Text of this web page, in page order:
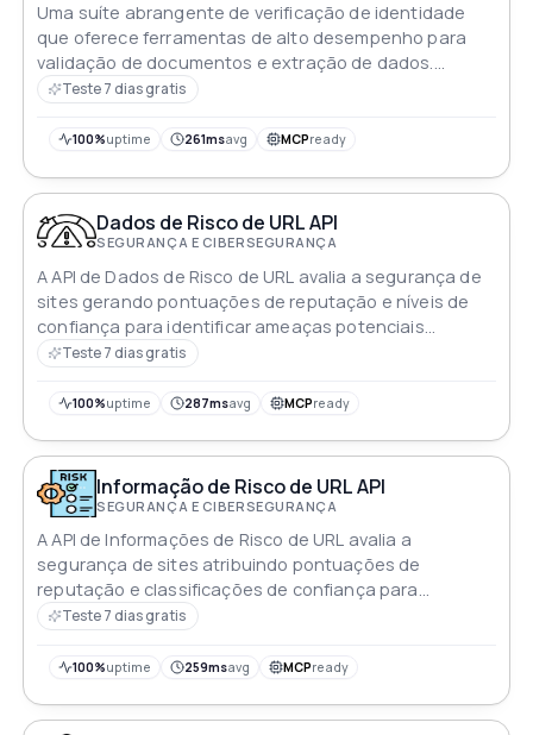
Uma suíte abrangente de verificação de identidade
que oferece ferramentas de alto desempenho para
validação de documentos e extração de dados.
Analisador MRZ: Totalmente compatível com os
extrair informações de identidade tipos de
Máquina. Validação do Número do Documento:
Verificação de soma de verificação e formato para
cartões de identidade poloneses passaportes
alfanuméricos). Validadores de Identidade Polonesa:
Pontos de extremidade dedicados para
identificadores locais: PESEL: validação do número de
identificação nacional. NIP: Número de Identificação
números de registro de empresas (suporta formatos
de 9 e 14 dígitos)
Teste 7 dias gratis
100%uptime 261msavg MCPready
Dados de Risco de URL API
SEGURANÇA E CIBERSEGURANÇA
A API de Dados de Risco de URL avalia a segurança de
sites gerando pontuações de reputação e níveis de
confiança para identificar ameaças potenciais
ajudando a garantir uma experiência de navegação
Teste 7 dias gratis
100%uptime 287msavg MCPready
Informação de Risco de URL API
SEGURANÇA E CIBERSEGURANÇA
A API de Informações de Risco de URL avalia a
segurança de sites atribuindo pontuações de
reputação e classificações de confiança para
identificar ameaças potenciais ajudando os usuários a
Teste 7 dias gratis
100%uptime 259msavg MCPready